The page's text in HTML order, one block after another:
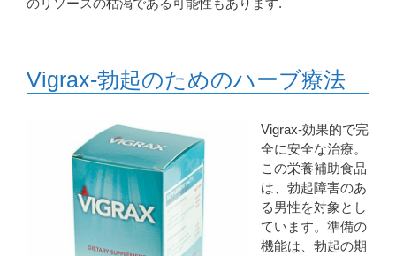
Vigrax-勃起のためのハーブ療法
Vigrax-効果的で完
全に安全な治療。
この栄養補助食品
は、勃起障害のあ
る男性を対象とし
ています。準備の
機能は、勃起の期